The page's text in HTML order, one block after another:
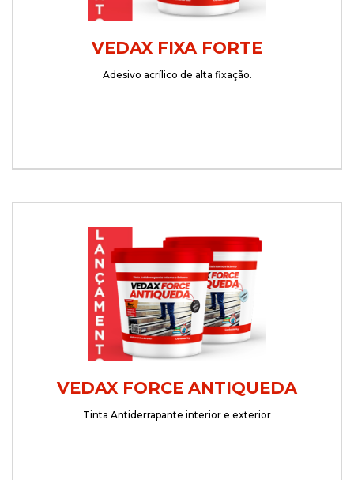
VEDAX FIXA FORTE
Adesivo acrílico de alta fixação.
VEDAX FORCE ANTIQUEDA
Tinta Antiderrapante interior e exterior